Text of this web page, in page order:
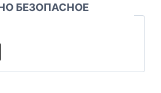
БЕЗОПАСНОЕ